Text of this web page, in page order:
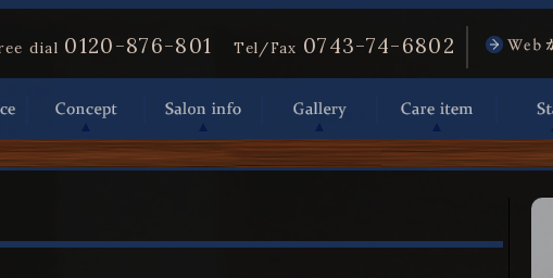
Tel/Fax 0743-74-6802
dial 0120-876-801